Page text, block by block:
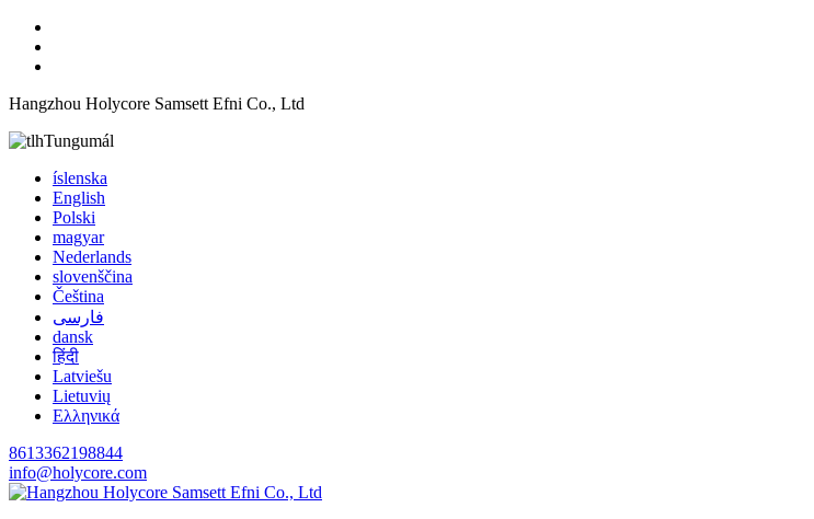
Hangzhou Holycore Samsett Efni Co., Ltd
Tungumál
íslenska
English
Polski
magyar
Nederlands
slovenščina
Čeština
فارسی
dansk
हिंदी
Latviešu
Lietuvių
Ελληνικά
8613362198844
info@holycore.com